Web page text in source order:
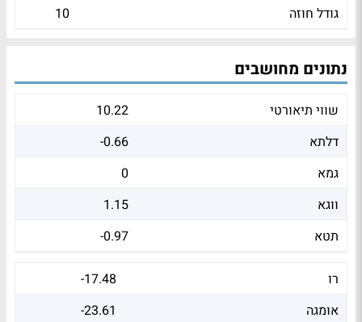
גודל חוזה
10
נתונים מחושבים
שווי תיאורטי
10.22
דלתא
-0.66
גמא
0
ווגא
1.15
תטא
-0.97
רו
-17.48
אומגה
-23.61